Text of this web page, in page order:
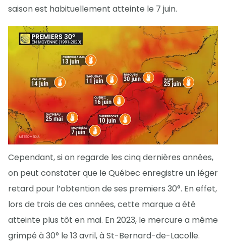
saison est habituellement atteinte le 7 juin.
Cependant, si on regarde les cinq dernières années,
on peut constater que le Québec enregistre un léger
retard pour l’obtention de ses premiers 30°. En effet,
lors de trois de ces années, cette marque a été
atteinte plus tôt en mai. En 2023, le mercure a même
grimpé à 30° le 13 avril, à St-Bernard-de-Lacolle.